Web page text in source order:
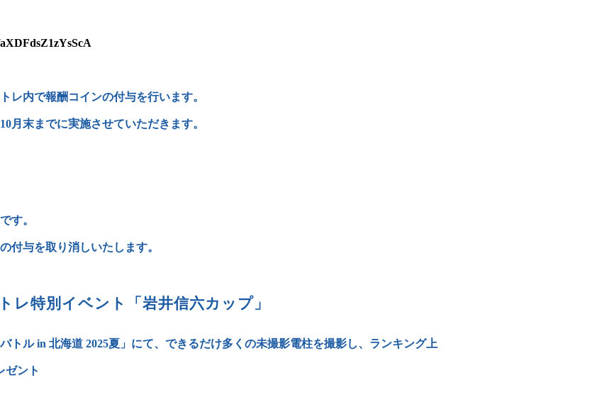
内で報酬コインの付与を行います。
月末までに実施させていただきます。
す。
付与を取り消しいたします。
特別イベント「岩井信六カップ」
トル in 北海道 2025夏」にて、できるだけ多くの未撮影電柱を撮影し、ランキング上
ゼント